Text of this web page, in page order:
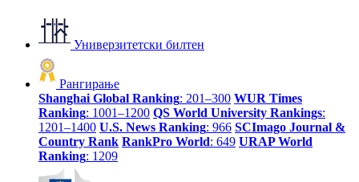
Универзитетски билтен
Рангирање
Shanghai Global Ranking: 201–300 WUR Times
Ranking: 1001–1200 QS World University Rankings:
1201–1400 U.S. News Ranking: 966 SCImago Journal &
Country Rank RankPro World: 649 URAP World
Ranking: 1209